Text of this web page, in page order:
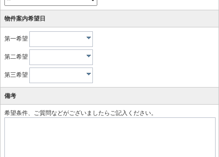
物件案内希望日
第一希望
第二希望
第三希望
備考
希望条件、ご質問などがございましたらご記入ください。